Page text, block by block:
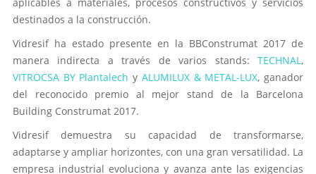
destinados a la construcción.
Vidresif ha estado presente en la BBConstrumat 2017 de
manera indirecta a través de varios stands: TECHNAL ,
VITROCSA BY Plantalech y ALUMILUX & METAL-LUX, ganador
del reconocido premio al mejor stand de la Barcelona
Building Construmat 2017.
Vidresif demuestra su capacidad de transformarse,
adaptarse y ampliar horizontes, con una gran versatilidad. La
empresa industrial evoluciona y avanza ante las exigencias